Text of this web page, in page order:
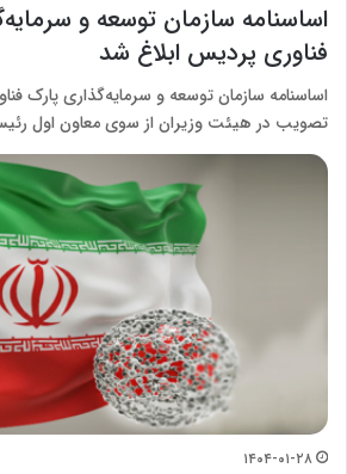
اساسنامه سازمان توسعه و
فناوری پردیس ابلاغ شد
اساسنامه سازمان توسعه و سرمایه‌گذاری پارک
تصویب در هیئت وزیران از سوی معاون اول
۱۴۰۴-۰۱-۲۸